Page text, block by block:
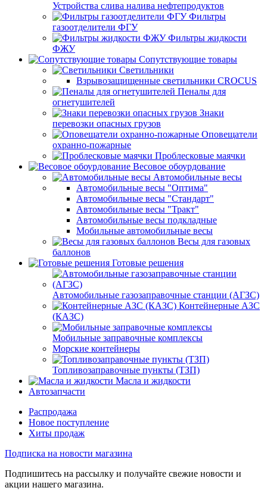
Устройства слива налива нефтепродуктов
Фильтры
газоотделители ФГУ
Фильтры жидкости
ФЖУ
Сопутствующие товары
Светильники
Взрывозащищенные светильники CROCUS
Пеналы для
огнетушителей
Знаки
перевозки опасных грузов
Оповещатели
охранно-пожарные
Проблесковые маячки
Весовое обоурдование
Автомобильные весы
Автомобильные весы "Оптима"
Автомобильные весы "Стандарт"
Автомобильные весы "Тракт"
Автомобильные весы подкладные
Мобильные автомобильные весы
Весы для газовых
баллонов
Готовые решения
Автомобильные газозаправочные станции (АГЗС)
Контейнерные АЗС
(КАЗС)
Мобильные заправочные комплексы
Морские контейнеры
Топливозаправочные пункты (ТЗП)
Масла и жидкости
Автозапчасти
Распродажа
Новое поступление
Хиты продаж
Подписка на новости магазина
Подпишитесь на рассылку и получайте свежие новости и
акции нашего магазина.